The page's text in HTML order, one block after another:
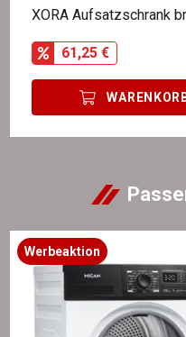
XORA Aufsatzschrank
61,25 €
Werbeaktion